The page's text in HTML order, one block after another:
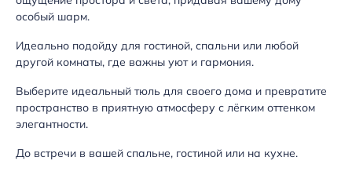
особый шарм.
Идеально подойду для гостиной, спальни или любой
другой комнаты, где важны уют и гармония.
Выберите идеальный тюль для своего дома и превратите
пространство в приятную атмосферу с лёгким оттенком
элегантности.
До встречи в вашей спальне, гостиной или на кухне.